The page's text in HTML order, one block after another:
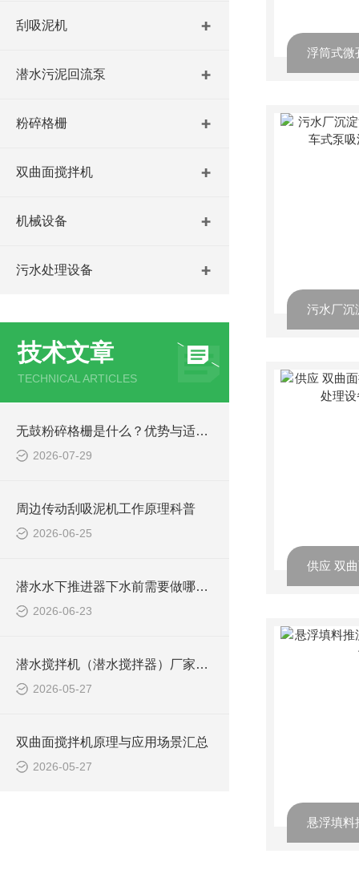
刮吸泥机
潜水污泥回流泵
粉碎格栅
双曲面搅拌机
机械设备
污水处理设备
技术文章
TECHNICAL ARTICLES
无鼓粉碎格栅是什么？优势与适用工况梳理
2026-07-29
周边传动刮吸泥机工作原理科普
2026-06-25
潜水水下推进器下水前需要做哪些检查？
2026-06-23
潜水搅拌机（潜水搅拌器）厂家选型指南
2026-05-27
双曲面搅拌机原理与应用场景汇总
2026-05-27